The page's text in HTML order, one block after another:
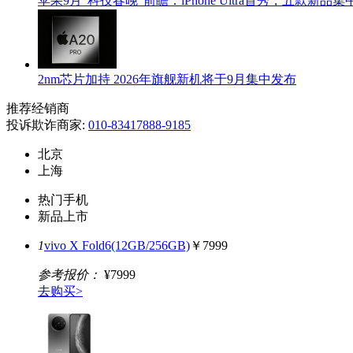
2nm芯片加持 2026年旗舰新机将于9月集中发布
推荐经销商
投诉欺诈商家: 010-83417888-9185
北京
上海
热门手机
新品上市
1vivo X Fold6(12GB/256GB) ￥7999
参考报价： ¥7999
去购买>